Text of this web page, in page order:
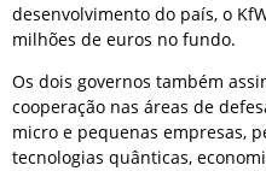
desenvolvimento do país, o
milhões de euros no fundo.
Os dois governos também
cooperação nas áreas de
micro e pequenas empresas,
tecnologias quânticas,